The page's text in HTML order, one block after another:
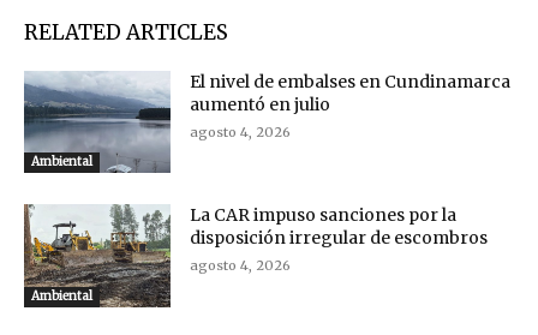
RELATED ARTICLES
Ambiental
El nivel de embalses en Cundinamarca
aumentó en julio
agosto 4, 2026
Ambiental
La CAR impuso sanciones por la
disposición irregular de escombros
agosto 4, 2026